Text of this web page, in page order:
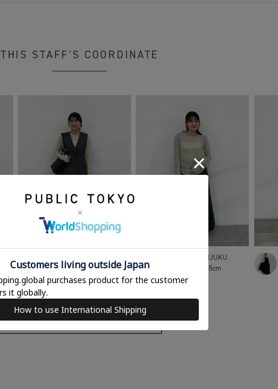
THIS STAFF'S COORDINATE
関口 璃帆
155cm
WOMENS SHINJUKU
155cm
もっと見る